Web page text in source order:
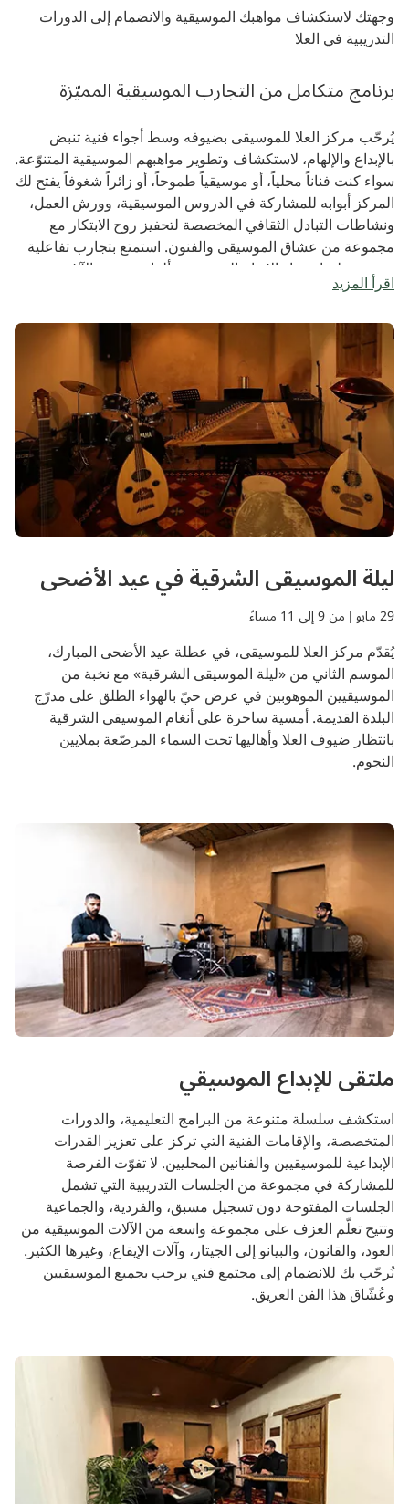
وجهتك لاستكشاف مواهبك الموسيقية والانضمام إلى الدورات
التدريبية في العلا
برنامج متكامل من التجارب الموسيقية المميّزة
يُرحّب مركز العلا للموسيقى بضيوفه وسط أجواء فنية تنبض
بالإبداع والإلهام، لاستكشاف وتطوير مواهبهم الموسيقية المتنوّعة.
سواء كنت فناناً محلياً، أو موسيقياً طموحاً، أو زائراً شغوفاً يفتح لك
المركز أبوابه للمشاركة في الدروس الموسيقية، وورش العمل،
ونشاطات التبادل الثقافي المخصصة لتحفيز روح الابتكار مع
مجموعة من عشاق الموسيقى والفنون. استمتع بتجارب تفاعلية
تتضمن جلسات بناء الإيقاع الموسيقي، ألعاب تخمين الآلات
الموسيقية، عروض الارتجال الموسيقي، ليالي الميكروفون
بالإضافة إلى فرصة مثالية للاسترخاء مع الموسيقى المباشرة
والأجواء الاجتماعية الممتعة في حي الجديدة للفنون.
اقرأ المزيد
ليلة الموسيقى الشرقية في عيد الأضحى
29 مايو | من 9 إلى 11 مساءً
يُقدّم مركز العلا للموسيقى، في عطلة عيد الأضحى المبارك،
الموسم الثاني من «ليلة الموسيقى الشرقية» مع نخبة من
الموسيقيين الموهوبين في عرض حيّ بالهواء الطلق على مدرّج
البلدة القديمة. أمسية ساحرة على أنغام الموسيقى الشرقية
بانتظار ضيوف العلا وأهاليها تحت السماء المرصّعة بملايين
النجوم.
ملتقى للإبداع الموسيقي
استكشف سلسلة متنوعة من البرامج التعليمية، والدورات
المتخصصة، والإقامات الفنية التي تركز على تعزيز القدرات
الإبداعية للموسيقيين والفنانين المحليين. لا تفوّت الفرصة
للمشاركة في مجموعة من الجلسات التدريبية التي تشمل
الجلسات المفتوحة دون تسجيل مسبق، والفردية، والجماعية
وتتيح تعلّم العزف على مجموعة واسعة من الآلات الموسيقية من
العود، والقانون، والبيانو إلى الجيتار، وآلات الإيقاع، وغيرها الكثير.
نُرحّب بك للانضمام إلى مجتمع فني يرحب بجميع الموسيقيين
وعُشّاق هذا الفن العريق.